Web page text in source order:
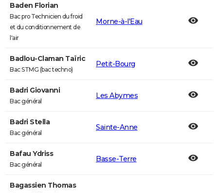
Baden Florian
Bac pro Technicien du froid
et du conditionnement de
l'air
Morne-à-l'Eau
Badlou-Claman Taïric
Bac STMG (bac techno)
Petit-Bourg
Badri Giovanni
Bac général
Les Abymes
Badri Stella
Bac général
Sainte-Anne
Bafau Ydriss
Bac général
Basse-Terre
Bagassien Thomas